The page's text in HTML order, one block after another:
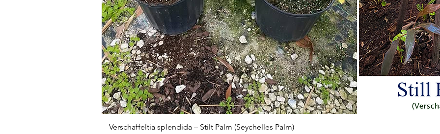
Verschaffeltia splendida – Stilt Palm (Seychelles Palm)